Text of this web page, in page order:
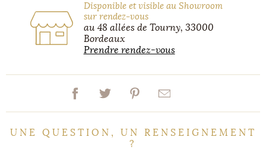
Disponible et visible au Showroom
sur rendez-vous
au 48 allées de Tourny, 33000
Bordeaux
Prendre rendez-vous
UNE QUESTION, UN RENSEIGNEMENT
?